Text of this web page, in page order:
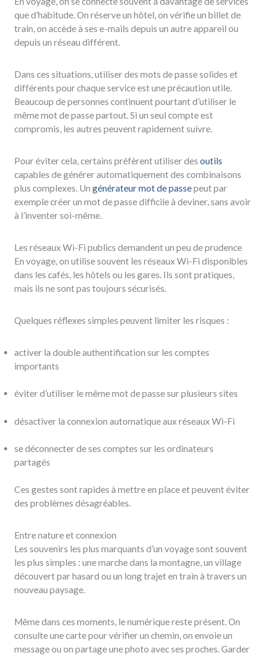
que d’habitude. On réserve un hôtel, on vérifie un billet de
train, on accède à ses e-mails depuis un autre appareil ou
depuis un réseau différent.
Dans ces situations, utiliser des mots de passe solides et
différents pour chaque service est une précaution utile.
Beaucoup de personnes continuent pourtant d’utiliser le
même mot de passe partout. Si un seul compte est
compromis, les autres peuvent rapidement suivre.
Pour éviter cela, certains préfèrent utiliser des outils
capables de générer automatiquement des combinaisons
plus complexes. Un générateur mot de passepeut par
exemple créer un mot de passe difficile à deviner, sans avoir
à l’inventer soi-même.
Les réseaux Wi-Fi publics demandent un peu de prudence
En voyage, on utilise souvent les réseaux Wi-Fi disponibles
dans les cafés, les hôtels ou les gares. Ils sont pratiques,
mais ils ne sont pas toujours sécurisés.
Quelques réflexes simples peuvent limiter les risques :
activer la double authentification sur les comptes
importants
éviter d’utiliser le même mot de passe sur plusieurs sites
désactiver la connexion automatique aux réseaux Wi-Fi
se déconnecter de ses comptes sur les ordinateurs
partagés
Ces gestes sont rapides à mettre en place et peuvent éviter
des problèmes désagréables.
Entre nature et connexion
Les souvenirs les plus marquants d’un voyage sont souvent
les plus simples : une marche dans la montagne, un village
découvert par hasard ou un long trajet en train à travers un
nouveau paysage.
Même dans ces moments, le numérique reste présent. On
consulte une carte pour vérifier un chemin, on envoie un
message ou on partage une photo avec ses proches. Garder